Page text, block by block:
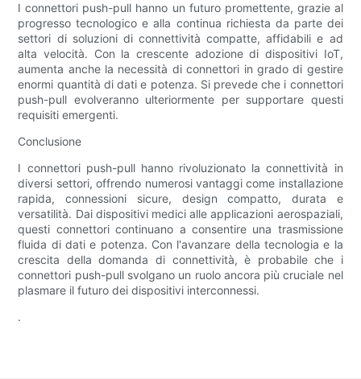
I connettori push-pull hanno un futuro promettente, grazie al
progresso tecnologico e alla continua richiesta da parte dei
settori di soluzioni di connettività compatte, affidabili e ad
alta velocità. Con la crescente adozione di dispositivi IoT,
aumenta anche la necessità di connettori in grado di gestire
enormi quantità di dati e potenza. Si prevede che i connettori
push-pull evolveranno ulteriormente per supportare questi
requisiti emergenti.
Conclusione
I connettori push-pull hanno rivoluzionato la connettività in
diversi settori, offrendo numerosi vantaggi come installazione
rapida, connessioni sicure, design compatto, durata e
versatilità. Dai dispositivi medici alle applicazioni aerospaziali,
questi connettori continuano a consentire una trasmissione
fluida di dati e potenza. Con l'avanzare della tecnologia e la
crescita della domanda di connettività, è probabile che i
connettori push-pull svolgano un ruolo ancora più cruciale nel
plasmare il futuro dei dispositivi interconnessi.
.